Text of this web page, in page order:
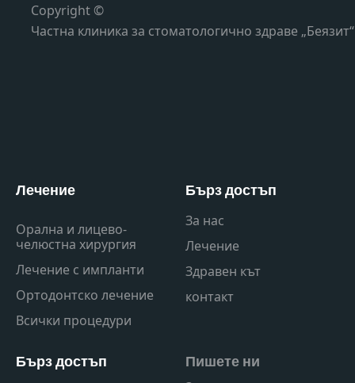
Copyright ©
Частна клиника за стоматологично здраве „Беязит“
Лечение
Орална и лицево-
челюстна хирургия
Лечение с импланти
Ортодонтско лечение
Всички процедури
Бърз достъп
За нас
Лечение
Здравен кът
контакт
Бърз достъп Пишете ни